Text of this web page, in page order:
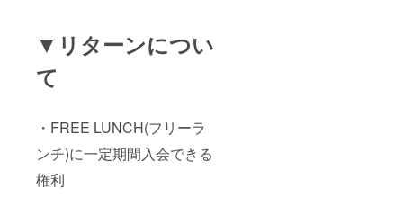
▼リターンについ
て
・FREE LUNCH(フリーラ
ンチ)に一定期間入会できる
権利